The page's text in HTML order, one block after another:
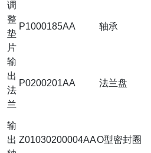
调
整
垫
片
P1000185AA 轴承
输
出
法
兰
P0200201AA 法兰盘
输
出 Z01030200004AAO型密封圈